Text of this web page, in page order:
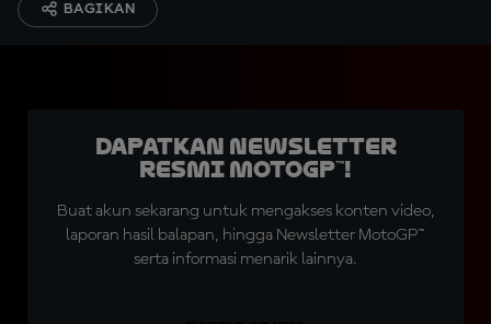
BAGIKAN
Dapatkan Newsletter
Resmi MotoGP™!
Buat akun sekarang untuk mengakses konten video,
laporan hasil balapan, hingga Newsletter MotoGP™
serta informasi menarik lainnya.